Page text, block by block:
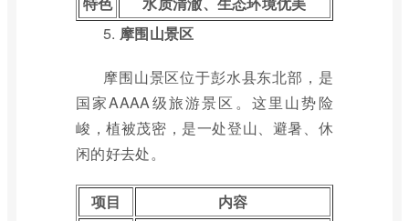
5. 摩围山景区
摩围山景区位于彭水县东北部，是
国家AAAA级旅游景区。这里山势险
峻，植被茂密，是一处登山、避暑、休
闲的好去处。
项目
内容